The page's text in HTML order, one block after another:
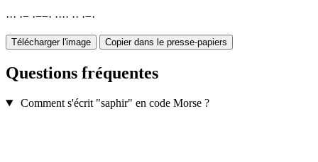
··· ·− ·−−· ···· ·· ·−·
Télécharger l'image Copier dans le presse-papiers
Questions fréquentes
Comment s'écrit "saphir" en code Morse ?